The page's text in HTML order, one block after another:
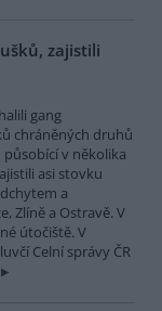
zajistili
gang
chráněných druhů
v několika
asi stovku
a
Zlíně a Ostravě. V
útočiště. V
Celní správy ČR